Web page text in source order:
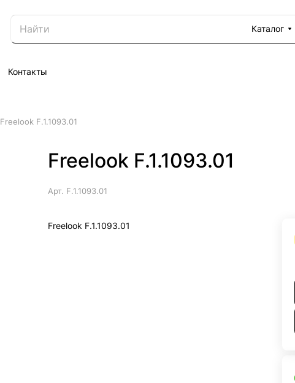
Каталог
Контакты
Freelook F.1.1093.01
Freelook F.1.1093.01
Арт. F.1.1093.01
Freelook F.1.1093.01